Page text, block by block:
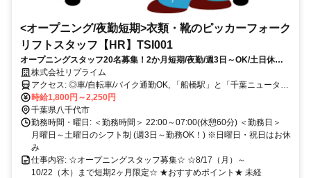
<オープニング/夜勤短期>衣類・靴のピッカーフォーク
リフトスタッフ【HR】TSI001
オープニングスタッフ20名募集！2か月短期/夜勤/週3日～OK/土日休み
相談可/日給17,100円/月収37万円以上可！
株式会社リプライム
アクセス: ◎車/自転車/バイク通勤OK, 「船橋駅」と「千葉ニュータウ
ン中央駅」から無料送迎バスあり 拠点駅からのシャトル便があるた
め、交通手段に困りません。マイカー等の利用も選べて快適です。
時給1,800円～2,250円
千葉県八千代市
勤務時間・曜日: ＜勤務時間＞ 22:00～07:00(休憩60分) ＜勤務日＞
月曜日～土曜日のシフト制 (週3日～勤務OK！) ※日曜日・祝日はお休
み
仕事内容: ☆オープニングスタッフ募集☆ ☆8/17（月）～
10/22（木）まで短期2ヶ月限定☆ ★おすすめポイント★ 未経